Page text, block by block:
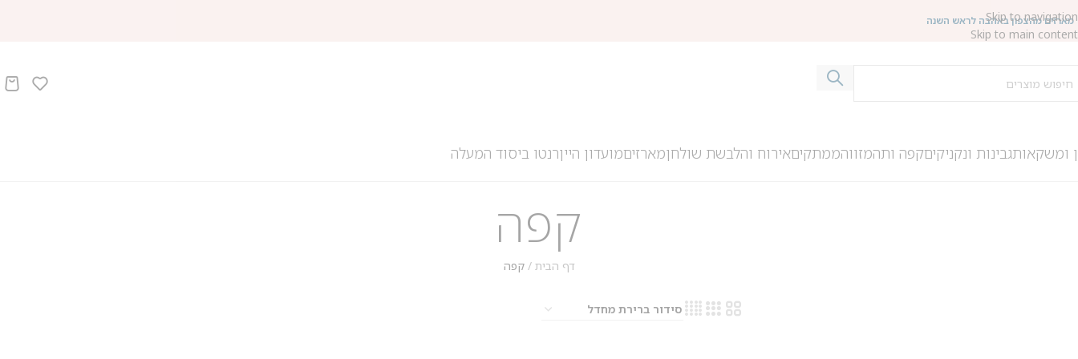
Skip to navigation
Skip to main content
מארזים מהצפון באהבה לראש השנה
ומשקאותגבינות ונקניקיםקפה ותהמזווהממתקיםאירוח והלבשת שולחןמארזיםמועדון הייןרנטו ביסוד המעלה
קפה
דף הבית /קפה